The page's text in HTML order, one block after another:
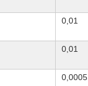
0,01
0,01
0,0005